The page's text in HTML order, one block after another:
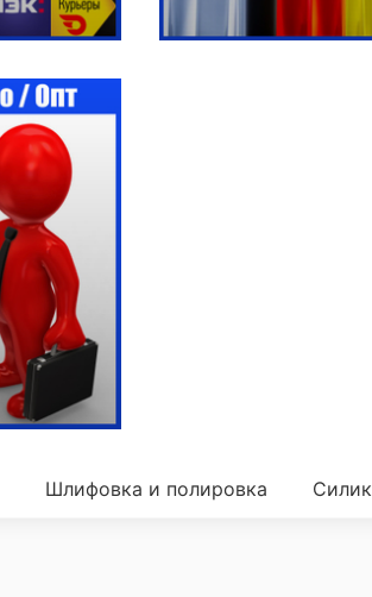
Шлифовка и полировка